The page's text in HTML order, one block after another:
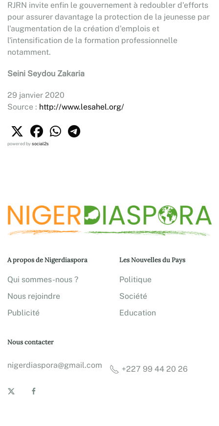
RJRN invite enfin le gouvernement à redoubler d'efforts
pour assurer davantage la protection de la jeunesse par
l'augmentation de la création d'emplois et
l'intensification de la formation professionnelle
notamment.
Seini Seydou Zakaria
29 janvier 2020
Source : http://www.lesahel.org/
powered bysocial2s
A propos de Nigerdiaspora
Qui sommes-nous ?
Nous rejoindre
Publicité
Les Nouvelles du Pays
Politique
Société
Education
Nous contacter
nigerdiaspora@gmail.com +227 99 44 20 26